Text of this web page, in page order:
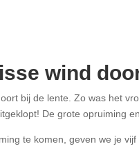
wind
bij de lente. Zo was het
De grote opruiming
te komen, geven we je